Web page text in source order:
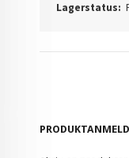
Lagerstatus: